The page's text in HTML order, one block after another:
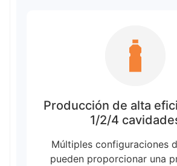
Producción de alta
1/2/4
Múltiples configuraciones
pueden proporcionar una